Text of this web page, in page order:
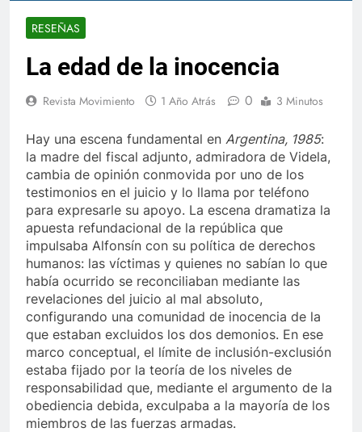
RESEÑAS
La edad de la inocencia
Revista Movimiento 1 Año Atrás 0 3 Minutos
Hay una escena fundamental en Argentina, 1985:
la madre del fiscal adjunto, admiradora de Videla,
cambia de opinión conmovida por uno de los
testimonios en el juicio y lo llama por teléfono
para expresarle su apoyo. La escena dramatiza la
apuesta refundacional de la república que
impulsaba Alfonsín con su política de derechos
humanos: las víctimas y quienes no sabían lo que
había ocurrido se reconciliaban mediante las
revelaciones del juicio al mal absoluto,
configurando una comunidad de inocencia de la
que estaban excluidos los dos demonios. En ese
marco conceptual, el límite de inclusión-exclusión
estaba fijado por la teoría de los niveles de
responsabilidad que, mediante el argumento de la
obediencia debida, exculpaba a la mayoría de los
miembros de las fuerzas armadas.